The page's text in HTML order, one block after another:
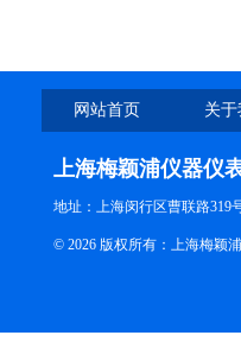
网站首页 关
上海梅颖浦仪器仪
地址：上海闵行区曹联路319
© 2026 版权所有：上海梅颖